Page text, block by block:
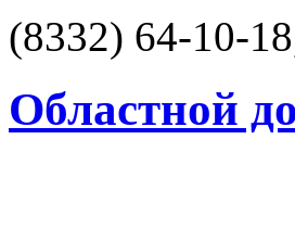
(8332) 64-10-
Областной